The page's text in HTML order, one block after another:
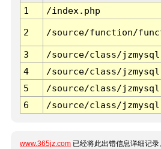
1
/index.php
2 /source/function/
3 /source/class/
4
/source/class/
5
/source/class/
6
/source/class/
www.365jz.com 已经将此出错信息详细记